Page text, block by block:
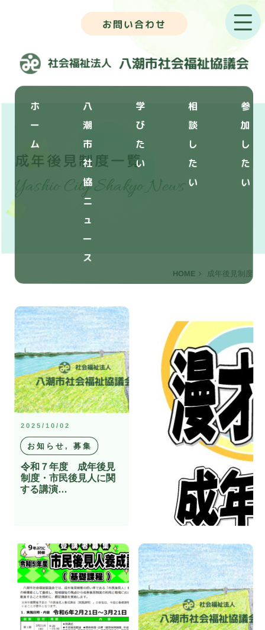
お問い合わせ
ホ
ー
ム
八
潮
市
社
協
ニ
ュ
ー
ス
学
び
た
い
相
談
し
た
い
参
加
し
た
い
成年後見制度一覧
Yashio City Shakyo News
HOME 成年後見制度
2025/10/02
お知らせ, 募集
令和７年度 成年後見
制度・市民後見人に関
する講演…